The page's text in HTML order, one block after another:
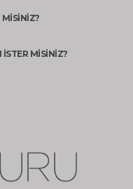
MİSİNİZ?
İSTER MİSİNİZ?